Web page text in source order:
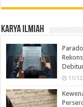
Karya Ilmiah
11/